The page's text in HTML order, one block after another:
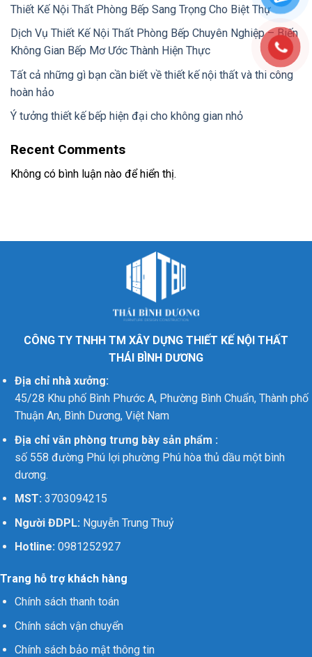
Thiết Kế Nội Thất Phòng Bếp Sang Trọng Cho Biệt Thự
Dịch Vụ Thiết Kế Nội Thất Phòng Bếp Chuyên Nghiệp – Biến
Không Gian Bếp Mơ Ước Thành Hiện Thực
Tất cả những gì bạn cần biết về thiết kế nội thất và thi công
hoàn hảo
Ý tưởng thiết kế bếp hiện đại cho không gian nhỏ
Recent Comments
Không có bình luận nào để hiển thị.
CÔNG TY TNHH TM XÂY DỰNG THIẾT KẾ NỘI THẤT
THÁI BÌNH DƯƠNG
Địa chỉ nhà xưởng:
45/28 Khu phố Bình Phước A, Phường Bình Chuẩn, Thành phố
Thuận An, Bình Dương, Việt Nam
Địa chỉ văn phòng trưng bày sản phẩm :
số 558 đường Phú lợi phường Phú hòa thủ dầu một bình
dương.
MST:3703094215
Người ĐDPL: Nguyễn Trung Thuỷ
Hotline:0981252927
Trang hỗ trợ khách hàng
Chính sách thanh toán
Chính sách vận chuyển
Chính sách bảo mật thông tin